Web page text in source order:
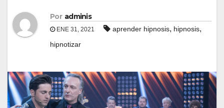
Por adminis
ENE 31, 2021 aprender hipnosis, hipnosis,
hipnotizar